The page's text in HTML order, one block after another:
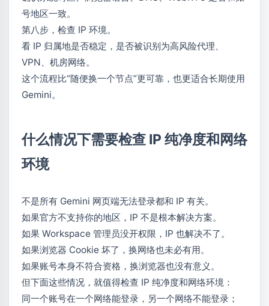
号地区一致。
第八步，检查 IP 环境。
看 IP 归属地是否稳定，是否被识别为高风险代理、
VPN、机房网络。
这个流程比“随便换一个节点”更可靠，也更适合长期使用
Gemini。
什么情况下需要检查 IP 纯净度和网络
环境
不是所有 Gemini 网页端无法登录都和 IP 有关。
如果官方不支持你的地区，IP 不是根本解决方案。
如果 Workspace 管理员没开权限，IP 也解决不了。
如果浏览器 Cookie 坏了，换网络也未必有用。
如果账号本身不符合资格，换浏览器也没有意义。
但下面这些情况，就值得检查 IP 纯净度和网络环境：
同一个账号在一个网络能登录，另一个网络不能登录；